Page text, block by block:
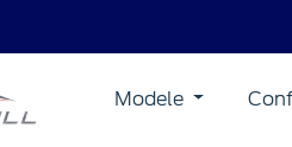
Modele